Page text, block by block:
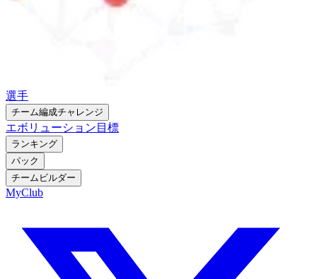
選手
チーム編成チャレンジ
エボリューション 目標
ランキング
パック
チームビルダー
MyClub